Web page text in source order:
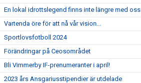
En lokal idrottslegend finns inte längre med oss
Vartenda öre för att nå vår vision...
Sportlovsfotboll 2024
Förändringar på Ceosområdet
Bli Vimmerby IF-prenumeranter i april!
2023 års Ansgariusstipendier är utdelade